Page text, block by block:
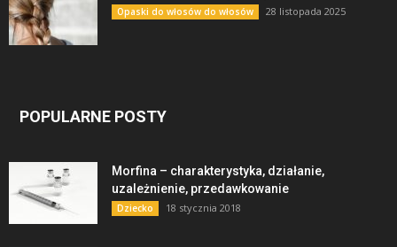
Opaski do włosów do włosów 28 listopada 2025
POPULARNE POSTY
Morfina – charakterystyka, działanie,
uzależnienie, przedawkowanie
Dziecko 18 stycznia 2018